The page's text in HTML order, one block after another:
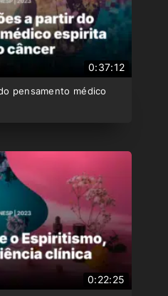
0:37:12
pensamento médico
0:22:25